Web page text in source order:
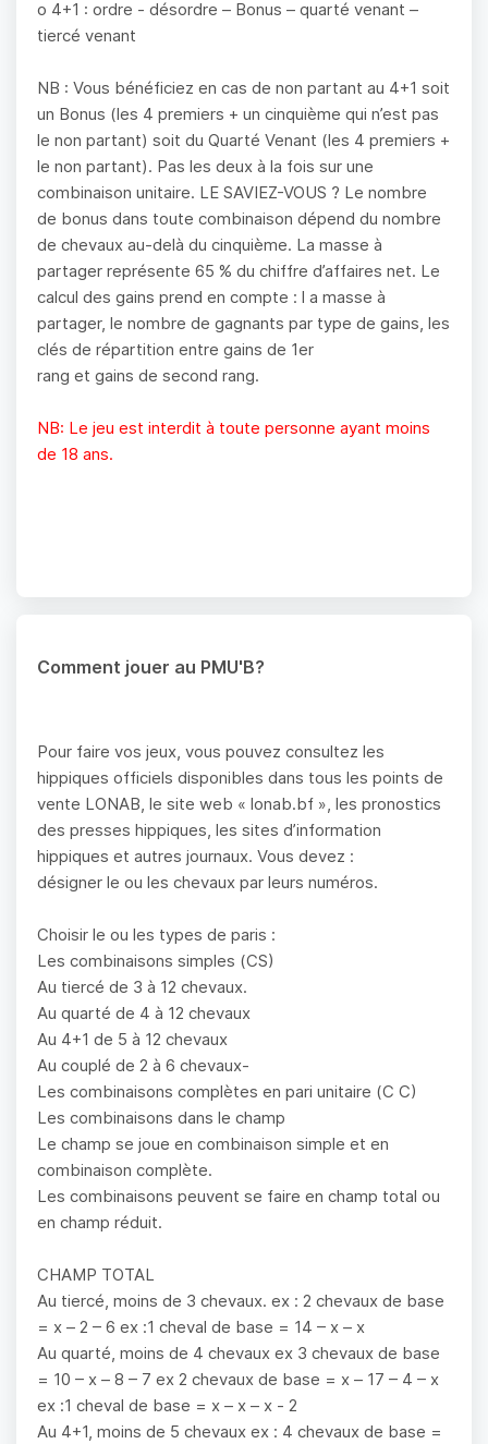
o 4+1 : ordre - désordre – Bonus – quarté venant –
tiercé venant
NB : Vous bénéficiez en cas de non partant au 4+1 soit
un Bonus (les 4 premiers + un cinquième qui n’est pas
le non partant) soit du Quarté Venant (les 4 premiers +
le non partant). Pas les deux à la fois sur une
combinaison unitaire. LE SAVIEZ-VOUS ? Le nombre
de bonus dans toute combinaison dépend du nombre
de chevaux au-delà du cinquième. La masse à
partager représente 65 % du chiffre d’affaires net. Le
calcul des gains prend en compte : l a masse à
partager, le nombre de gagnants par type de gains, les
clés de répartition entre gains de 1er
rang et gains de second rang.
NB: Le jeu est interdit à toute personne ayant moins
de 18 ans.
Comment jouer au PMU'B?
Pour faire vos jeux, vous pouvez consultez les
hippiques officiels disponibles dans tous les points de
vente LONAB, le site web « lonab.bf », les pronostics
des presses hippiques, les sites d’information
hippiques et autres journaux. Vous devez :
désigner le ou les chevaux par leurs numéros.
Choisir le ou les types de paris :
Les combinaisons simples (CS)
Au tiercé de 3 à 12 chevaux.
Au quarté de 4 à 12 chevaux
Au 4+1 de 5 à 12 chevaux
Au couplé de 2 à 6 chevaux-
Les combinaisons complètes en pari unitaire (C C)
Les combinaisons dans le champ
Le champ se joue en combinaison simple et en
combinaison complète.
Les combinaisons peuvent se faire en champ total ou
en champ réduit.
CHAMP TOTAL
Au tiercé, moins de 3 chevaux. ex : 2 chevaux de base
= x – 2 – 6 ex :1 cheval de base = 14 – x – x
Au quarté, moins de 4 chevaux ex 3 chevaux de base
= 10 – x – 8 – 7 ex 2 chevaux de base = x – 17 – 4 – x
ex :1 cheval de base = x – x – x - 2
Au 4+1, moins de 5 chevaux ex : 4 chevaux de base =